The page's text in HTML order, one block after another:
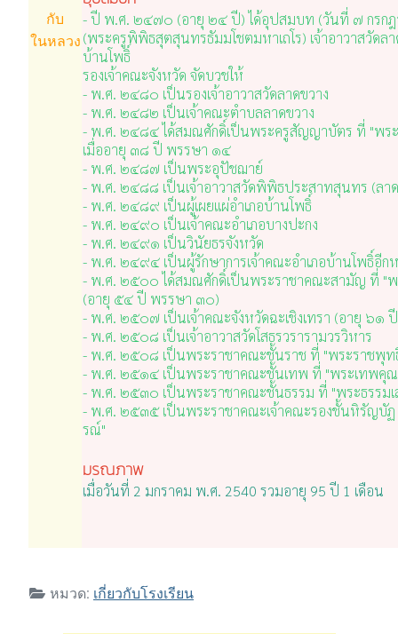
กับ
ในหลวง
- ปี พ.ศ. ๒๔๗๐ (อายุ ๒๔ ปี) ได้อุปสมบท (วันที่ ๗ กรกฎ
(พระครูพิพิธสุตสุนทรธัมมโชตมหาเถโร) เจ้าอาวาสวัดลา
บ้านโพธิ์
รองเจ้าคณะจังหวัด จัดบวชให้
- พ.ศ. ๒๔๘๐ เป็นรองเจ้าอาวาสวัดลาดขวาง
- พ.ศ. ๒๔๘๒ เป็นเจ้าคณะตำบลลาดขวาง
- พ.ศ. ๒๔๘๔ ได้สมณศักดิ์เป็นพระครูสัญญาบัตร ที่ "พร
เมื่ออายุ ๓๘ ปี พรรษา ๑๔
- พ.ศ. ๒๔๘๗ เป็นพระอุปัชฌาย์
- พ.ศ. ๒๔๘๘ เป็นเจ้าอาวาสวัดพิพิธประสาทสุนทร (ลา
- พ.ศ. ๒๔๘๙ เป็นผู้เผยแผ่อำเภอบ้านโพธิ์
- พ.ศ. ๒๔๙๐ เป็นเจ้าคณะอำเภอบางปะกง
- พ.ศ. ๒๔๙๑ เป็นวินัยธรจังหวัด
- พ.ศ. ๒๔๙๔ เป็นผู้รักษาการเจ้าคณะอำเภอบ้านโพธิ์อีก
- พ.ศ. ๒๕๐๐ ได้สมณศักดิ์เป็นพระราชาคณะสามัญ ที่ "
(อายุ ๕๔ ปี พรรษา ๓๐)
- พ.ศ. ๒๕๐๗ เป็นเจ้าคณะจังหวัดฉะเชิงเทรา (อายุ ๖๑
- พ.ศ. ๒๕๐๘ เป็นเจ้าอาวาสวัดโสธรวรารามวรวิหาร
- พ.ศ. ๒๕๐๘ เป็นพระราชาคณะชั้นราช ที่ "พระราชพุท
- พ.ศ. ๒๕๑๔ เป็นพระราชาคณะชั้นเทพ ที่ "พระเทพคุณ
- พ.ศ. ๒๕๓๐ เป็นพระราชาคณะชั้นธรรม ที่ "พระธรรม
- พ.ศ. ๒๕๓๕ เป็นพระราชาคณะเจ้าคณะรองชั้นหิรัญบั
รณ์"
มรณภาพ
เมื่อวันที่ 2 มกราคม พ.ศ. 2540 รวมอายุ 95 ปี 1 เดือน
หมวด: เกี่ยวกับโรงเรียน